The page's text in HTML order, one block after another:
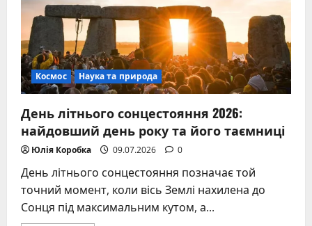
Космос Наука та природа
День літнього сонцестояння 2026:
найдовший день року та його таємниці
Юлія Коробка 09.07.2026 0
День літнього сонцестояння позначає той
точний момент, коли вісь Землі нахилена до
Сонця під максимальним кутом, а...